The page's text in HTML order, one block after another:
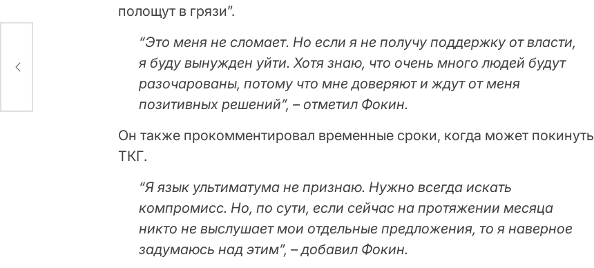
полощут в грязи”.
“Это меня не сломает. Но если я не получу поддержку от власти,
я буду вынужден уйти. Хотя знаю, что очень много людей будут
разочарованы, потому что мне доверяют и ждут от меня
позитивных решений”, – отметил Фокин.
Он также прокомментировал временные сроки, когда может покинуть
ТКГ.
“Я язык ультиматума не признаю. Нужно всегда искать
компромисс. Но, по сути, если сейчас на протяжении месяца
никто не выслушает мои отдельные предложения, то я наверное
задумаюсь над этим”, – добавил Фокин.